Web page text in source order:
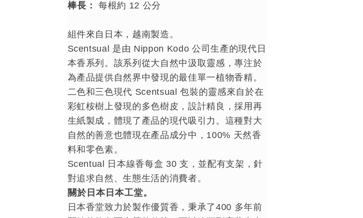
棒長： 每根約 12 公分
組件來自日本，越南製造。
Scentsual 是由 Nippon Kodo 公司生產的現代日
本香系列。該系列從大自然中汲取靈感，專注於
為產品提供自然界中發現的最佳單一植物香精。
二色和三色現代 Scentsual 包裝的靈感來自於在
彩虹桉樹上發現的多色樹皮，設計精良，採用再
生紙製成，體現了產品的現代吸引力。這種對大
自然的善意也體現在產品成分中，100% 天然香
料和零色素。
Scentual 日本線香每盒 30 支，並配有支架，針
對追求自然、生態生活的消費者。
關於日本日本工堂。
日本香堂致力於製作優質香，秉承了400 多年前